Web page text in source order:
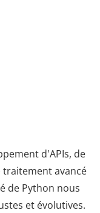
d'APIs, de
traitement avancé
de Python nous
et évolutives.